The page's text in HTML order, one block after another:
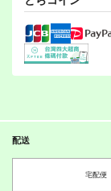
配送
宅配便